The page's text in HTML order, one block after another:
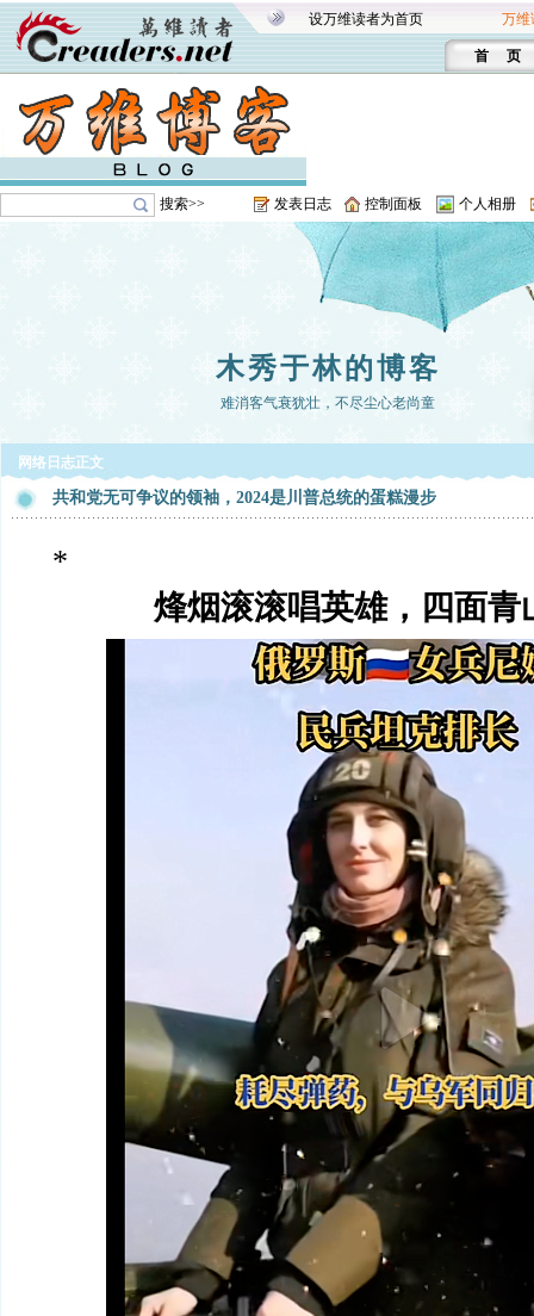
设万维读者为首页 万维
首 页
搜索>> 发表日志 控制面板 个人相册
木秀于林的博客
难消客气衰犹壮，不尽尘心老尚童
网络日志正文
共和党无可争议的领袖，2024是川普总统的蛋糕漫步
*
烽烟滚滚唱英雄，四面青